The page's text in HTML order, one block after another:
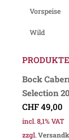
Vorspeise
Wild
Bock
Selection
CHF49,00
incl. 8,1% VAT
zzgl.